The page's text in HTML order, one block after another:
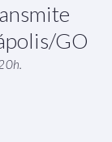
GO